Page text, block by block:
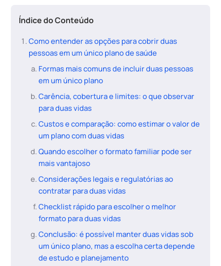
Índice do Conteúdo
Como entender as opções para cobrir duas
pessoas em um único plano de saúde
Formas mais comuns de incluir duas pessoas
em um único plano
Carência, cobertura e limites: o que observar
para duas vidas
Custos e comparação: como estimar o valor de
um plano com duas vidas
Quando escolher o formato familiar pode ser
mais vantajoso
Considerações legais e regulatórias ao
contratar para duas vidas
Checklist rápido para escolher o melhor
formato para duas vidas
Conclusão: é possível manter duas vidas sob
um único plano, mas a escolha certa depende
de estudo e planejamento